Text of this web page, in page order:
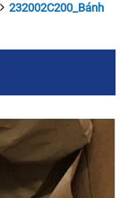
232002C200_Bánh